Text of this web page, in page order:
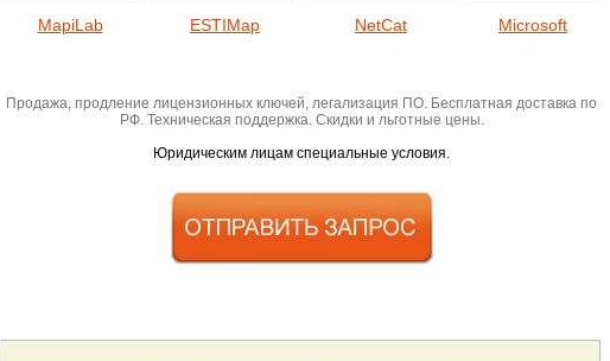
MapiLab ESTIMap NetCat Microsoft
Продажа, продление лицензионных ключей, легализация ПО. Бесплатная доставка по
РФ. Техническая поддержка. Скидки и льготные цены.
Юридическим лицам специальные условия.